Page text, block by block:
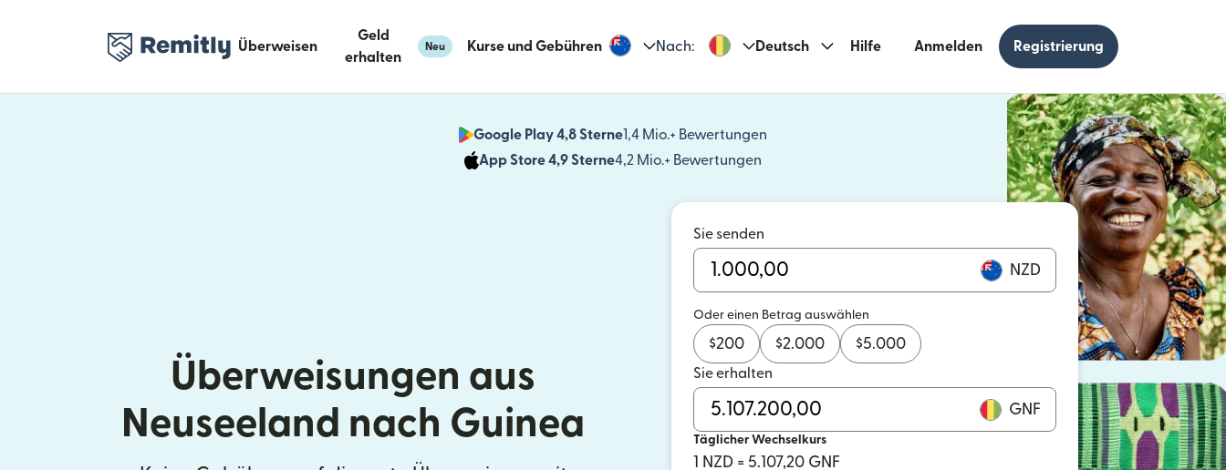
Überweisen
Geld
erhalten
Neu Kurse und Gebühren Nach: Deutsch Hilfe Anmelden Registrierung
Google Play 4,8 Sterne1,4 Mio.+ Bewertungen
(wird in einem neuen Fenster geöffnet)
App Store 4,9 Sterne4,2 Mio.+ Bewertungen
(wird in einem neuen Fenster geöffnet)
Überweisungen aus
Neuseeland nach Guinea
Sie senden
NZD
Oder einen Betrag auswählen
$200 $2.000 $5.000
Sie erhalten
GNF
Täglicher Wechselkurs
1 NZD = 5.107,20 GNF